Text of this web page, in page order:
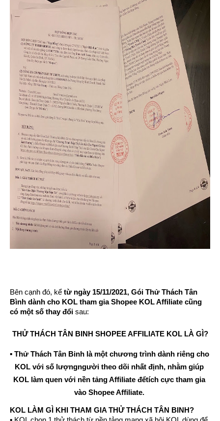
Bên cạnh đó, kể từ ngày 15/11/2021, Gói Thử Thách Tân
Bình dành cho KOL tham gia Shopee KOL Affiliate cũng
có một số thay đổi sau:
THỬ THÁCH TÂN BINH SHOPEE AFFILIATE KOL LÀ GÌ?
▪ Thử Thách Tân Binh là một chương trình dành riêng cho
KOL với số lượngngười theo dõi nhất định, nhằm giúp
KOL làm quen với nền tảng Affiliate đểtích cực tham gia
vào Shopee Affiliate.
KOL LÀM GÌ KHI THAM GIA THỬ THÁCH TÂN BINH?